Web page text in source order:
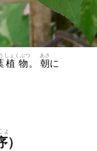
植物
しょくぶつ
。 朝
あさ
に
ょ
）